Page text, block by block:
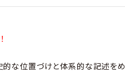
的な位置づけと体系的な記述をめ